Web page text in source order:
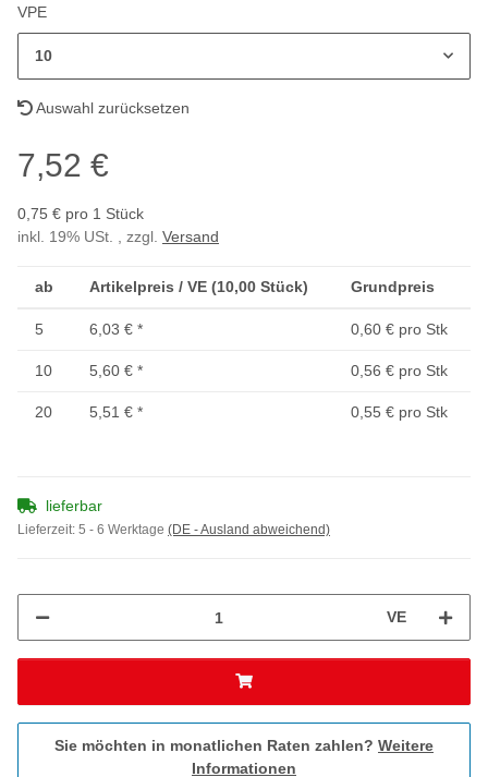
VPE
10
Auswahl zurücksetzen
7,52 €
0,75 € pro 1 Stück
inkl. 19% USt. , zzgl. Versand
ab Artikelpreis / VE (10,00 Stück) Grundpreis
5 6,03 € * 0,60 € pro Stk
10 5,60 € * 0,56 € pro Stk
20 5,51 € * 0,55 € pro Stk
lieferbar
Lieferzeit: 5 - 6 Werktage (DE - Ausland abweichend)
VE
Sie möchten in monatlichen Raten zahlen? Weitere
Informationen